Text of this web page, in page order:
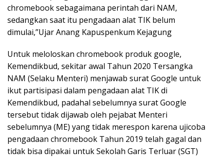
chromebook sebagaimana perintah dari NAM,
sedangkan saat itu pengadaan alat TIK belum
dimulai,”Ujar Anang Kapuspenkum Kejagung
Untuk meloloskan chromebook produk google,
Kemendikbud, sekitar awal Tahun 2020 Tersangka
NAM (Selaku Menteri) menjawab surat Google untuk
ikut partisipasi dalam pengadaan alat TIK di
Kemendikbud, padahal sebelumnya surat Google
tersebut tidak dijawab oleh pejabat Menteri
sebelumnya (ME) yang tidak merespon karena ujicoba
pengadaan chromebook Tahun 2019 telah gagal dan
tidak bisa dipakai untuk Sekolah Garis Terluar (SGT)